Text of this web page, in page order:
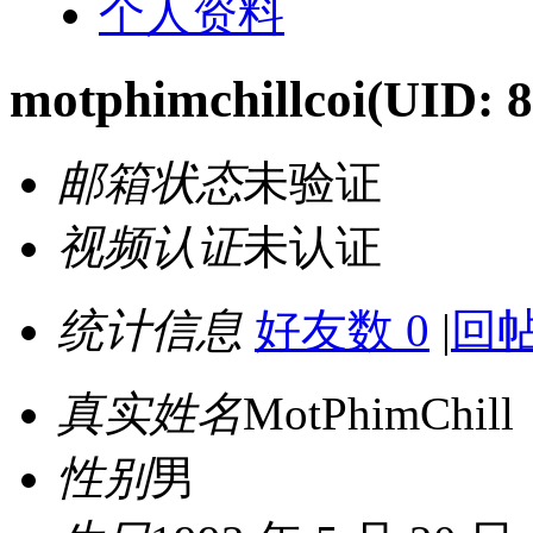
个人资料
motphimchillcoi(UID:
邮箱状态未验证
视频认证未认证
统计信息 好友数 0 | 回
真实姓名MotPhimChill
性别男